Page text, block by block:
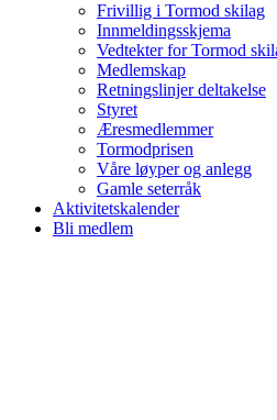
Frivillig i Tormod skilag
Innmeldingsskjema
Vedtekter for Tormod
Medlemskap
Retningslinjer deltakelse
Styret
Æresmedlemmer
Tormodprisen
Våre løyper og anlegg
Gamle seterråk
Aktivitetskalender
Bli medlem